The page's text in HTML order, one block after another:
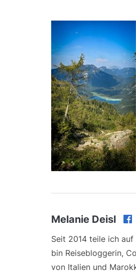
Melanie Deisl
Seit 2014 teile ich
bin Reisebloggerin,
von Italien und